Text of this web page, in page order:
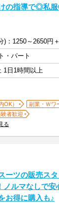
の指導で◎私服
)：1250～2650円
・パート
1日1時間以上
OK）
副業・Ｗワ
者歓迎
る
スーツの販売ス
ノルマなしで
お得に購入も♪